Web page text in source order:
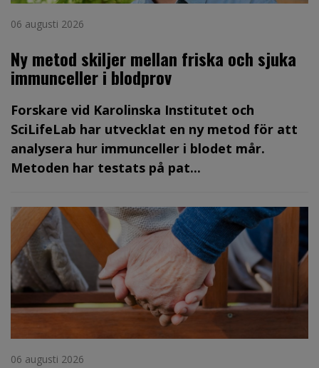
06 augusti 2026
Ny metod skiljer mellan friska och sjuka
immunceller i blodprov
Forskare vid Karolinska Institutet och
SciLifeLab har utvecklat en ny metod för att
analysera hur immunceller i blodet mår.
Metoden har testats på pat...
06 augusti 2026